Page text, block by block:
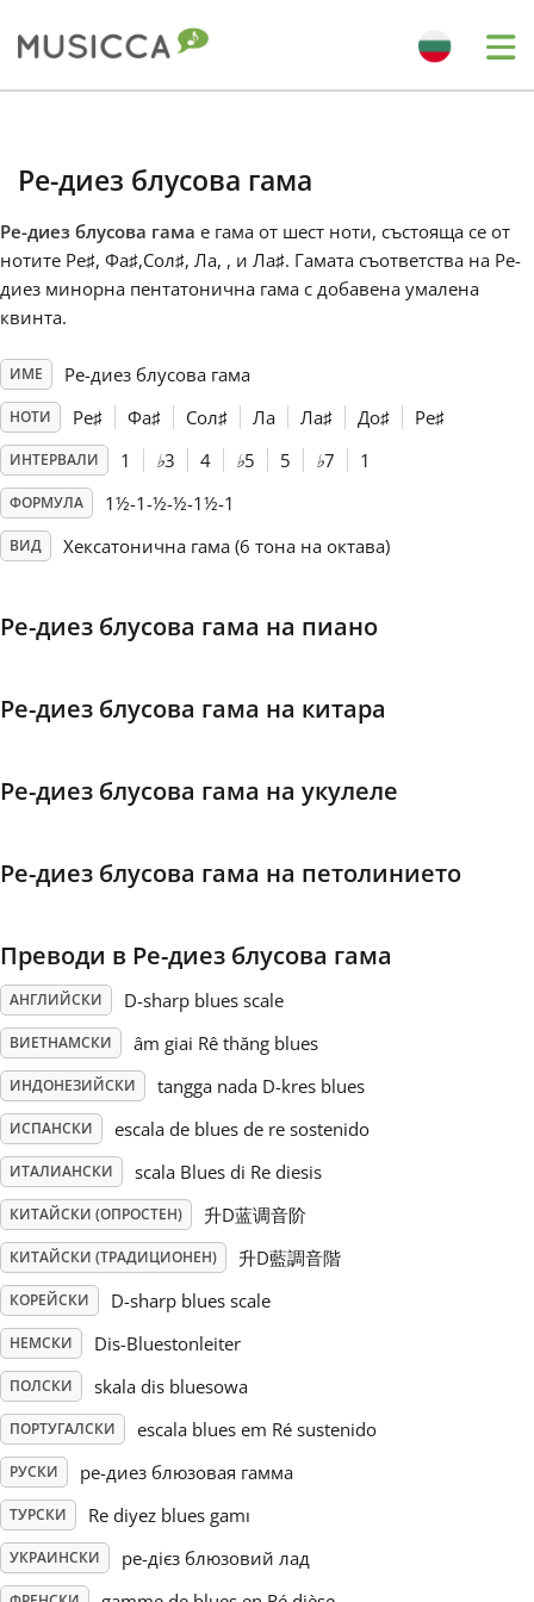
Български
Dansk
English
Español
Italiano
日本語
Polski
Português
Русский
Svenska
Tiếng Việt
Türkçe
Українська
繁體中文
Ре-диез блусова гама
Ре-диез блусова гама е гама от шест ноти, състояща се от
нотите Ре♯, Фа♯,Сол♯, Ла, , и Ла♯. Гамата съответства на Ре-
диез минорна пентатонична гама с добавена умалена
квинта.
ИМЕ Ре-диез блусова гама
НОТИ Ре♯ Фа♯ Сол♯ Ла Ла♯ До♯ Ре♯
ИНТЕРВАЛИ 1 ♭3 4 ♭5 5 ♭7 1
ФОРМУЛА 1½-1-½-½-1½-1
ВИД Хексатонична гама (6 тона на октава)
Ре-диез блусова гама на пиано
Ре-диез блусова гама на китара
Ре-диез блусова гама на укулеле
Ре-диез блусова гама на петолинието
Преводи в Ре-диез блусова гама
АНГЛИЙСКИ D-sharp blues scale
ВИЕТНАМСКИ âm giai Rê thăng blues
ИНДОНЕЗИЙСКИ tangga nada D-kres blues
ИСПАНСКИ escala de blues de re sostenido
ИТАЛИАНСКИ scala Blues di Re diesis
КИТАЙСКИ (ОПРОСТЕН) 升D蓝调音阶
КИТАЙСКИ (ТРАДИЦИОНЕН) 升D藍調音階
КОРЕЙСКИ D-sharp blues scale
НЕМСКИ Dis-Bluestonleiter
ПОЛСКИ skala dis bluesowa
ПОРТУГАЛСКИ escala blues em Ré sustenido
РУСКИ ре-диез блюзовая гамма
ТУРСКИ Re diyez blues gamı
УКРАИНСКИ ре-дієз блюзовий лад